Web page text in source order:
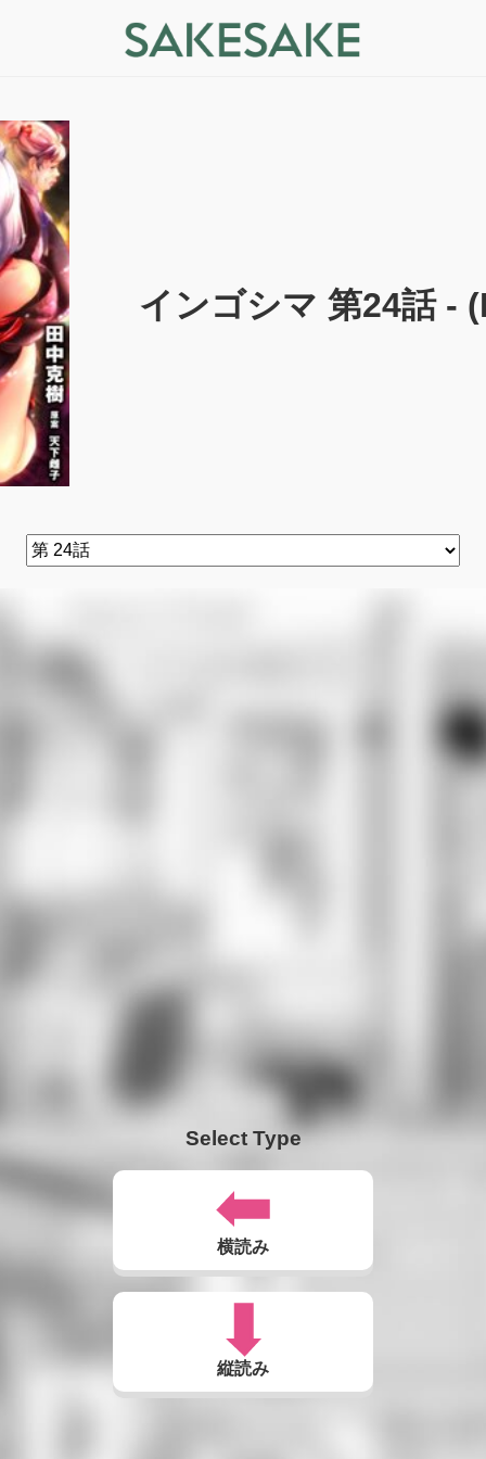
インゴシマ 第24話 -
Select Type
横読み
縦読み